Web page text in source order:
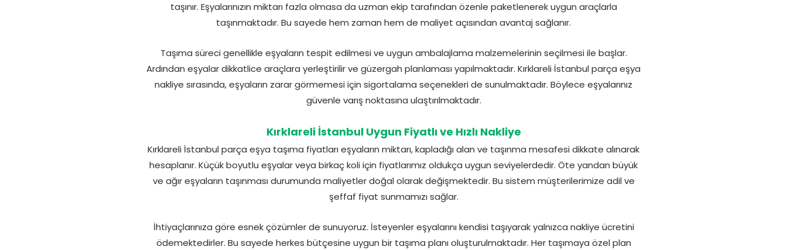
taşınır. Eşyalarınızın miktarı fazla olmasa da uzman ekip tarafından özenle paketlenerek uygun araçlarla
taşınmaktadır. Bu sayede hem zaman hem de maliyet açısından avantaj sağlanır.
Taşıma süreci genellikle eşyaların tespit edilmesi ve uygun ambalajlama malzemelerinin seçilmesi ile başlar.
Ardından eşyalar dikkatlice araçlara yerleştirilir ve güzergah planlaması yapılmaktadır. Kırklareli İstanbul parça eşya
nakliye sırasında, eşyaların zarar görmemesi için sigortalama seçenekleri de sunulmaktadır. Böylece eşyalarınız
güvenle varış noktasına ulaştırılmaktadır.
Kırklareli İstanbul Uygun Fiyatlı ve Hızlı Nakliye
Kırklareli İstanbul parça eşya taşıma fiyatları eşyaların miktarı, kapladığı alan ve taşınma mesafesi dikkate alınarak
hesaplanır. Küçük boyutlu eşyalar veya birkaç koli için fiyatlarımız oldukça uygun seviyelerdedir. Öte yandan büyük
ve ağır eşyaların taşınması durumunda maliyetler doğal olarak değişmektedir. Bu sistem müşterilerimize adil ve
şeffaf fiyat sunmamızı sağlar.
İhtiyaçlarınıza göre esnek çözümler de sunuyoruz. İsteyenler eşyalarını kendisi taşıyarak yalnızca nakliye ücretini
ödemektedirler. Bu sayede herkes bütçesine uygun bir taşıma planı oluşturulmaktadır. Her taşımaya özel plan